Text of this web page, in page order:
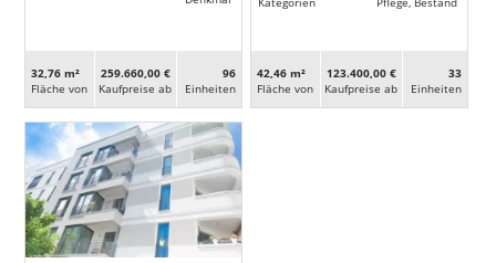
32,76 m²
Fläche von
259.660,00 €
Kaufpreise ab
96
Ein­heiten
42,46 m²
Fläche von
123.400,00 €
Kaufpreise ab
33
Ein­heiten